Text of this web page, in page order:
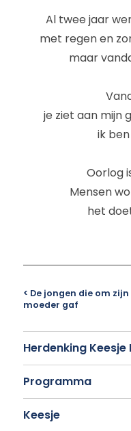
Al twee jaar
met regen en
maar
je ziet aan mijn
ik
Oorlog
Mensen
het
< De jongen die om zijn
moeder gaf
Herdenking Keesje
Programma
Keesje